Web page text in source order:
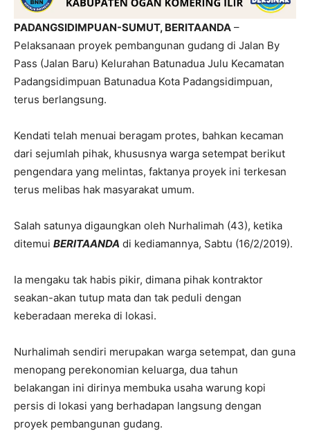
PADANGSIDIMPUAN-SUMUT, BERITAANDA –
Pelaksanaan proyek pembangunan gudang di Jalan By
Pass (Jalan Baru) Kelurahan Batunadua Julu Kecamatan
Padangsidimpuan Batunadua Kota Padangsidimpuan,
terus berlangsung.
Kendati telah menuai beragam protes, bahkan kecaman
dari sejumlah pihak, khususnya warga setempat berikut
pengendara yang melintas, faktanya proyek ini terkesan
terus melibas hak masyarakat umum.
Salah satunya digaungkan oleh Nurhalimah (43), ketika
ditemui BERITAANDA di kediamannya, Sabtu (16/2/2019).
Ia mengaku tak habis pikir, dimana pihak kontraktor
seakan-akan tutup mata dan tak peduli dengan
keberadaan mereka di lokasi.
Nurhalimah sendiri merupakan warga setempat, dan guna
menopang perekonomian keluarga, dua tahun
belakangan ini dirinya membuka usaha warung kopi
persis di lokasi yang berhadapan langsung dengan
proyek pembangunan gudang.